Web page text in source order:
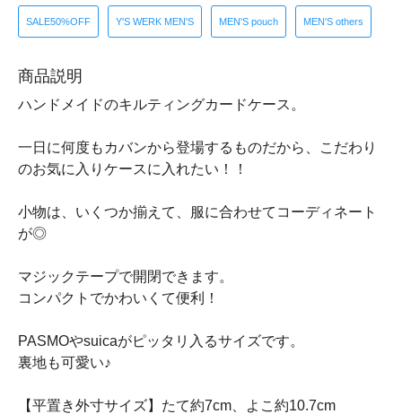
SALE50%OFF Y'S WERK MEN'S MEN'S pouch MEN'S others
商品説明
ハンドメイドのキルティングカードケース。
一日に何度もカバンから登場するものだから、こだわり
のお気に入りケースに入れたい！！
小物は、いくつか揃えて、服に合わせてコーディネート
が◎
マジックテープで開閉できます。
コンパクトでかわいくて便利！
PASMOやsuicaがピッタリ入るサイズです。
裏地も可愛い♪
【平置き外寸サイズ】たて約7cm、よこ約10.7cm